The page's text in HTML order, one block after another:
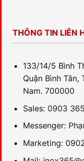
THÔNG TIN LIÊN
133/14/5 Bình
Quận Bình
Nam. 700000
Sales: 0903
Messenger:
Marketing: